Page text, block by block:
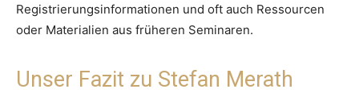
Registrierungsinformationen und oft auch Ressourcen
oder Materialien aus früheren Seminaren.
Unser Fazit zu Stefan Merath